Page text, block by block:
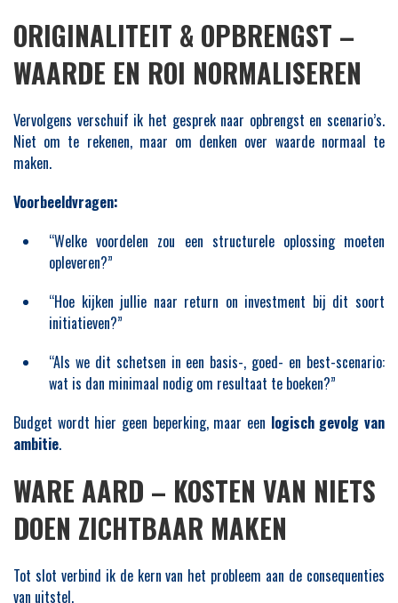
ORIGINALITEIT & OPBRENGST –
WAARDE EN ROI NORMALISEREN
Vervolgens verschuif ik het gesprek naar opbrengst en scenario’s.
Niet om te rekenen, maar om denken over waarde normaal te
maken.
Voorbeeldvragen:
“Welke voordelen zou een structurele oplossing moeten
opleveren?”
“Hoe kijken jullie naar return on investment bij dit soort
initiatieven?”
“Als we dit schetsen in een basis-, goed- en best-scenario:
wat is dan minimaal nodig om resultaat te boeken?”
Budget wordt hier geen beperking, maar een logisch gevolg van
ambitie.
WARE AARD – KOSTEN VAN NIETS
DOEN ZICHTBAAR MAKEN
Tot slot verbind ik de kern van het probleem aan de consequenties
van uitstel.